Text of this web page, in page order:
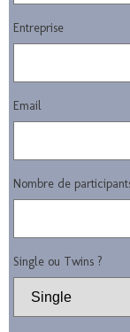
Entreprise
Email
Nombre de
Single ou Twins ?